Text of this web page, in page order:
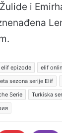
i
elif epizode
elif
sezona serije Elif
Serie Turkiska